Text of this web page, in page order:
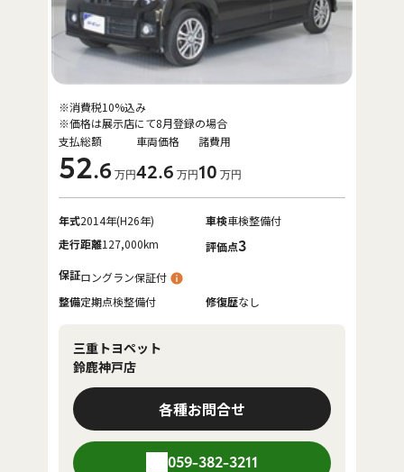
支払総額
52.6 万円
車両価格
42.6 万円
諸費用
10 万円
※消費税10%込み
※価格は展示店にて8月登録の場合
年式2014年(H26年) 車検車検整備付
走行距離127,000km 評価点3
保証ロングラン保証付
整備定期点検整備付 修復歴なし
三重トヨペット
鈴鹿神戸店
各種お問合せ
059-382-3211